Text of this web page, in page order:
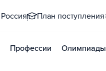
Россия План поступления
Профессии Олимпиады